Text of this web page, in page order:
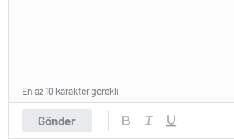
Gönder
En az 10 karakter gerekli